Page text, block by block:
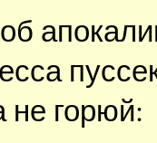
горюй: